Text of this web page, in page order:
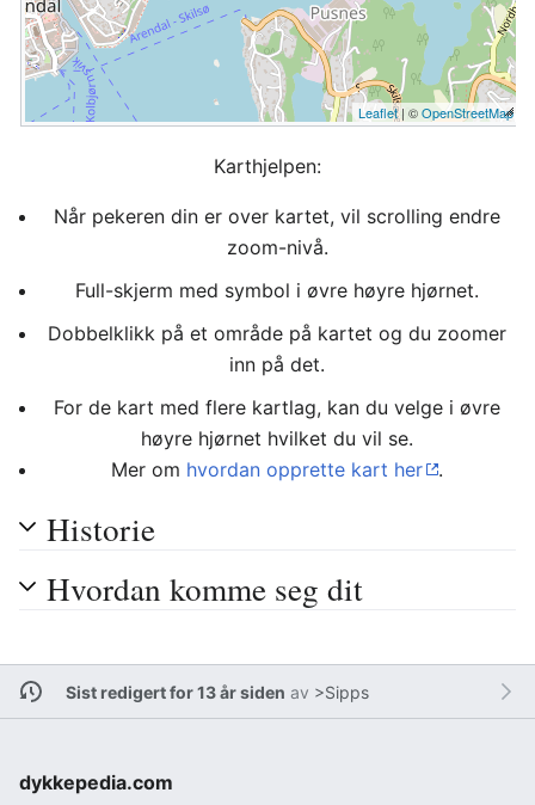
Leaflet| ©OpenStreetMap
Karthjelpen:
Når pekeren din er over kartet, vil scrolling endre
zoom-nivå.
Full-skjerm med symbol i øvre høyre hjørnet.
Dobbelklikk på et område på kartet og du zoomer
inn på det.
For de kart med flere kartlag, kan du velge i øvre
høyre hjørnet hvilket du vil se.
Mer om hvordan opprette kart her .
Historie
Hvordan komme seg dit
Sist redigert for 13 år siden av >Sipps
dykkepedia.com